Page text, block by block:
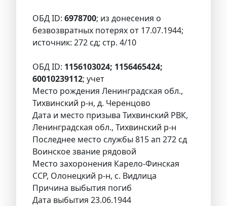
ОБД ID: 6978700; из донесения о
безвозвратных потерях от 17.07.1944;
источник: 272 сд; стр. 4/10
ОБД ID: 1156103024; 1156465424;
60010239112; учет
Место рождения Ленинградская обл.,
Тихвинский р-н, д. Черенцово
Дата и место призыва Тихвинский РВК,
Ленинградская обл., Тихвинский р-н
Последнее место службы 815 ап 272 сд
Воинское звание рядовой
Место захоронения Карело-Финская
ССР, Олонецкий р-н, с. Видлица
Причина выбытия погиб
Дата выбытия 23.06.1944